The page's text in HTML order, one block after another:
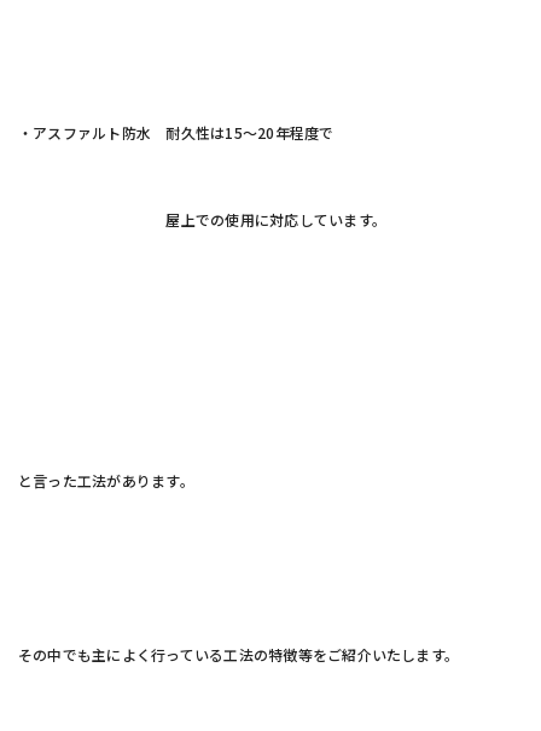
・アスファルト防水 耐久性は15～20年程度で
屋上での使用に対応しています。
と言った工法があります。
その中でも主によく行っている工法の特徴等をご紹介いたします。